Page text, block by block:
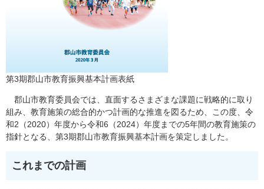
第3期郡山市教育振興基本計画表紙
郡山市教育委員会では、直面するさまざまな課題に戦略的に取り
組み、教育施策の総合的かつ計画的な推進を図るため、この度、令
和2（2020）年度から令和6（2024）年度までの5年間の教育施策の
指針となる、第3期郡山市教育振興基本計画を策定しました。
これまでの計画